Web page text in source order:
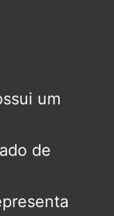
um
de